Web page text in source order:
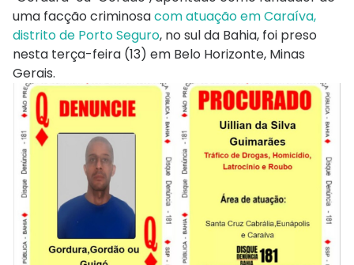
uma facção criminosacom atuação em Caraíva,
distrito de Porto Seguro, no sul da Bahia, foi preso
nesta terça-feira (13) em Belo Horizonte, Minas
Gerais.